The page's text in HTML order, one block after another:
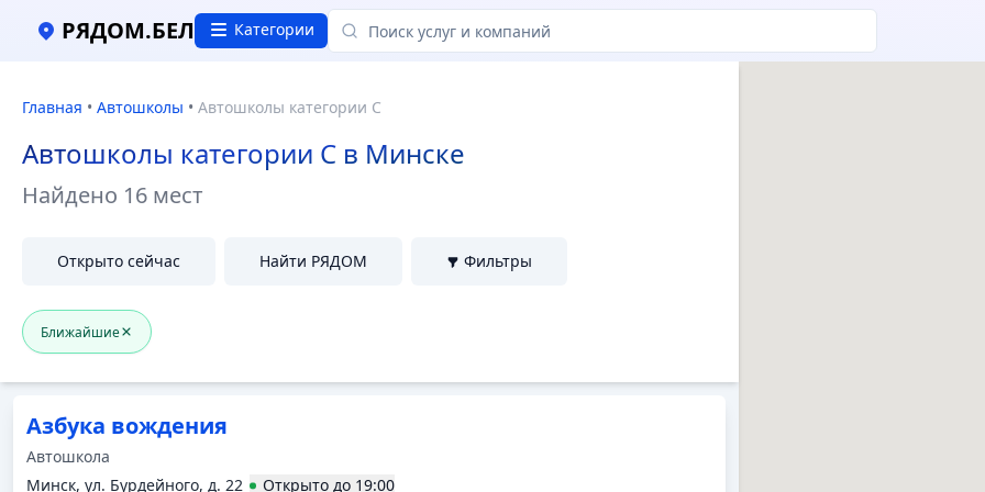
РЯДОМ.БЕЛ Категории
Главная • Автошколы • Автошколы категории C
Автошколы категории C в Минске
Найдено 16 мест
Открыто сейчас Найти РЯДОМ Фильтры
Ближайшие
Азбука вождения
Автошкола
Минск, ул. Бурдейного, д. 22
Открыто до 19:00
Автошколы категории C в Минске, Отзывы и цены